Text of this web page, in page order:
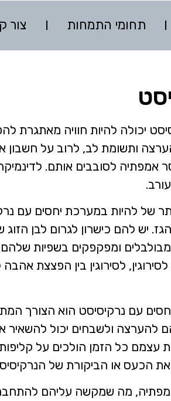
תחומי התמחות צור
יכולה להיות חוויה מאתגרת
ותשומת לב, לרוב על
לסובבים אותם. לדינמיקה
של להיות במערכת יחסים עם
יש להם כישרון לגרום לבן
ומפקפקים בשפיות שלהם.
לסירוגין בין הפצצת
עם נרקיסיסט הוא הצורך
ולשבחים יכול להשאיר
עצמם כל הזמן הולכים על
הכעס או הביקורת של
אמפתיה, מה שמקשה עליהם